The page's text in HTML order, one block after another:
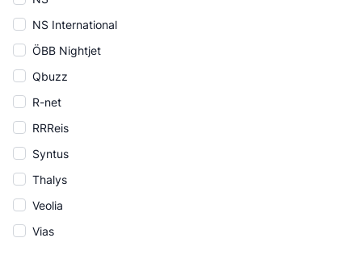
NS International
ÖBB Nightjet
Qbuzz
R-net
RRReis
Syntus
Thalys
Veolia
Vias